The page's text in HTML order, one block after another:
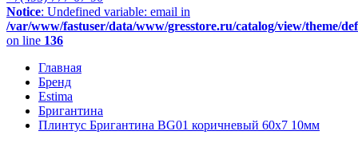
Notice: Undefined variable: email in
/var/www/fastuser/data/www/gresstore.ru/catalog/view/theme/
on line 136
Главная
Бренд
Estima
Бригантина
Плинтус Бригантина BG01 коричневый 60x7 10мм